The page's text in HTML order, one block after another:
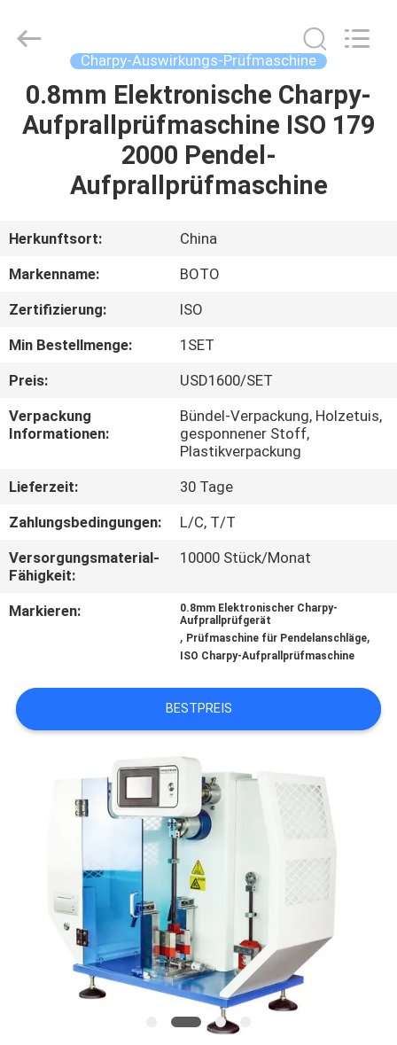
HAUS
PRODUKTE
UNS
AUSFLUG
QUALITÄTSKONTROLLE
TRETEN
MIT
UNS
IN
VERBINDUNG
ZITAT
DATENSCHUTZRICHTLINIE
Charpy-Auswirkungs-Prüfmaschine
0.8mm Elektronische Charpy-
Aufprallprüfmaschine ISO 179
2000 Pendel-
Aufprallprüfmaschine
Herkunftsort:
China
Markenname:
BOTO
Zertifizierung:
ISO
Min Bestellmenge:
1SET
Preis:
USD1600/SET
Verpackung
Informationen:
Bündel-Verpackung, Holzetuis,
gesponnener Stoff,
Plastikverpackung
Lieferzeit:
30 Tage
Zahlungsbedingungen:
L/C, T/T
Versorgungsmaterial-
Fähigkeit:
10000 Stück/Monat
Markieren:
0.8mm Elektronischer Charpy-
Aufprallprüfgerät
, Prüfmaschine für Pendelanschläge,
ISO Charpy-Aufprallprüfmaschine
BESTPREIS